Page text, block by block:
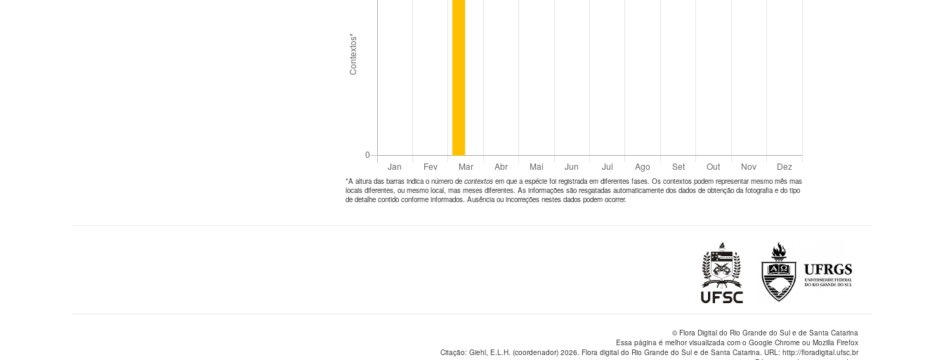
*A altura das barras indica o número de contextos em que a espécie foi registrada em diferentes fases. Os contextos podem representar mesmo mês mas
locais diferentes, ou mesmo local, mas meses diferentes. As informações são resgatadas automaticamente dos dados de obtenção da fotografia e do tipo
de detalhe contido conforme informados. Ausência ou incorreções nestes dados podem ocorrer.
© Flora Digital do Rio Grande do Sul e de Santa Catarina
Essa página é melhor visualizada com o Google Chrome ou Mozilla Firefox
Citação: Giehl, E.L.H. (coordenador) 2026. Flora digital do Rio Grande do Sul e de Santa Catarina. URL: http://floradigital.ufsc.br